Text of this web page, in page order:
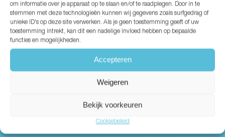
om informatie over je apparaat op te slaan en/of te raadplegen. Door in te
stemmen met deze technologieën kunnen wij gegevens zoals surfgedrag of
unieke ID's op deze site verwerken. Als je geen toestemming geeft of uw
toestemming intrekt, kan dit een nadelige invloed hebben op bepaalde
functies en mogelijkheden.
Accepteren
Weigeren
Bekijk voorkeuren
Cookiebeleid
Wachtwoord vergeten?